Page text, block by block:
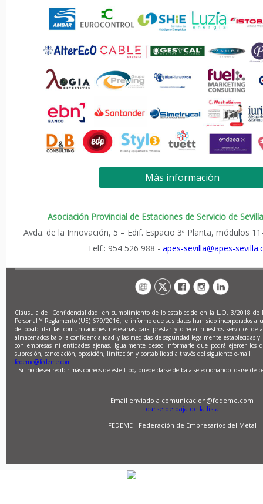
Más información
Asociación Provincial de Estaciones de Servicio de
Avda. de la Innovación, 5 – Edif. Espacio 3ª Planta, módulos
Telf.: 954 526 988 - apes-sevilla@apes-
Cláusula de Confidencialidad: en cumplimiento de lo establecido en la L.O. 3/2018 de
Personal Y Reglamento (UE) 679/2016, le informo que sus datos han sido incorporados
de posibilitar las comunicaciones necesarias para prestar y ofrecer nuestros servicios de
almacenados bajo la confidencialidad y las medidas de seguridad legalmente establecidas
con empresas ni entidades ajenas. Igualmente deseo informarle que podrá ejercer los
supresión, cancelación, oposición, limitación y portabilidad a través del siguiente e-mail
fedeme@fedeme.com
Si no desea recibir más correos de este tipo, puede darse de baja seleccionando darse de
Email enviado a comunicacion@fedeme.com
darse de baja de la lista
FEDEME - Federación de Empresarios del Metal